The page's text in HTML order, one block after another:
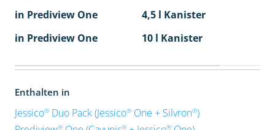
in Prediview One
4,5 l Kanister
in Prediview One
10 l Kanister
Enthalten in
Jessico®Duo Pack (Jessico®One + Silvron®)
® ® ®